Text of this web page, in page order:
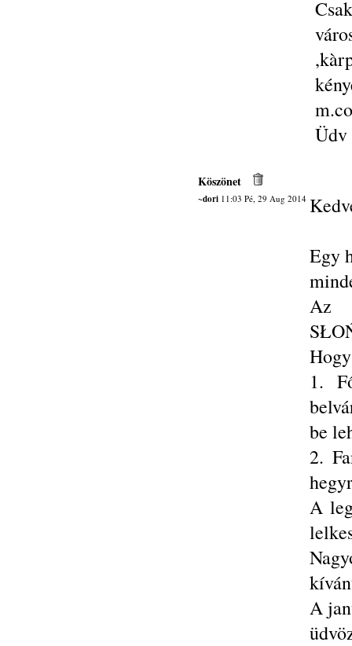
Üdv
Köszönet
~dori11:03 Pé, 29 Aug 2014
Egy
Az
1.
be
2.
A
A